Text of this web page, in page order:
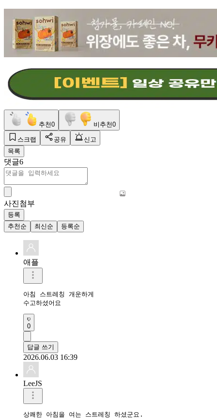
추천0 비추천0
스크랩 공유
신고
목록
댓글6
사진첨부
등록
추천순
최신순 등록순
애플
아침 스트레칭 개운하게
수고하셨어요
0
답글 쓰기
2026.06.03 16:39
LeeJS
상쾌한 아침을 여는 스트레칭 하셨군요.